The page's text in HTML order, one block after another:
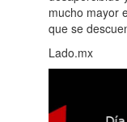
mucho mayor
que se
Lado.mx